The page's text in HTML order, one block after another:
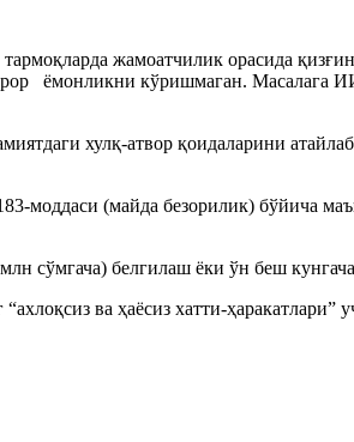
жамоатчилик орасида
ёмонликни кўришмаган. Масалага
хулқ-атвор қоидаларини
моддаси (майда безорилик) бўйича
сўмгача) белгилаш ёки ўн беш
ва ҳаёсиз хатти-